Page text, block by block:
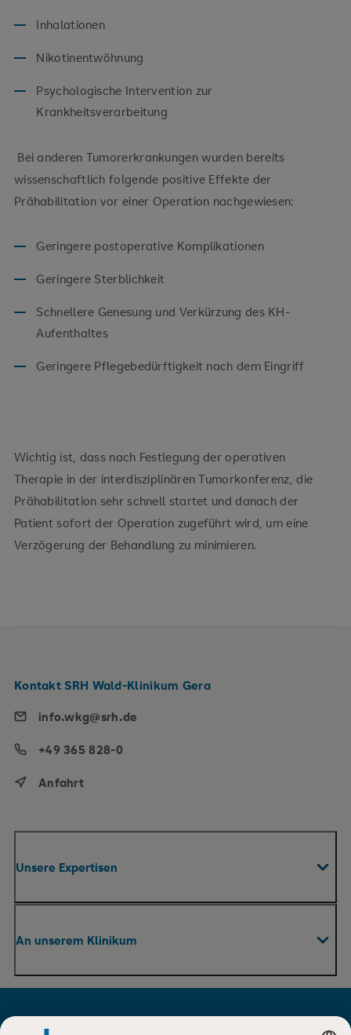
Inhalationen
Nikotinentwöhnung
Psychologische Intervention zur
Krankheitsverarbeitung
Bei anderen Tumorerkrankungen wurden bereits
wissenschaftlich folgende positive Effekte der
Prähabilitation vor einer Operation nachgewiesen:
Geringere postoperative Komplikationen
Geringere Sterblichkeit
Schnellere Genesung und Verkürzung des KH-
Aufenthaltes
Geringere Pflegebedürftigkeit nach dem Eingriff
Wichtig ist, dass nach Festlegung der operativen
Therapie in der interdisziplinären Tumorkonferenz, die
Prähabilitation sehr schnell startet und danach der
Patient sofort der Operation zugeführt wird, um eine
Verzögerung der Behandlung zu minimieren.
Unsere Expertisen
Roboterassistierte Chirurgie
Praxen
Pflege
An unserem Klinikum
Ihr Aufenthalt
Für Besucher
Kontakt SRH Wald-Klinikum Gera
info.wkg@srh.de
+49 365 828-0
Anfahrt